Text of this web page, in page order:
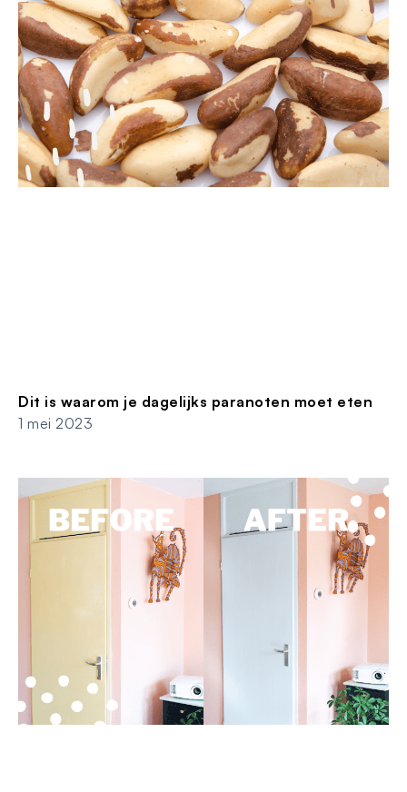
Dit is waarom je dagelijks paranoten moet eten
1 mei 2023